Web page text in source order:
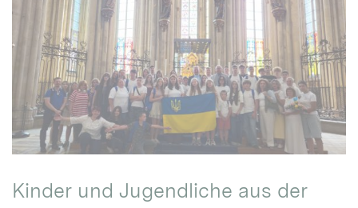
Kinder und Jugendliche aus der